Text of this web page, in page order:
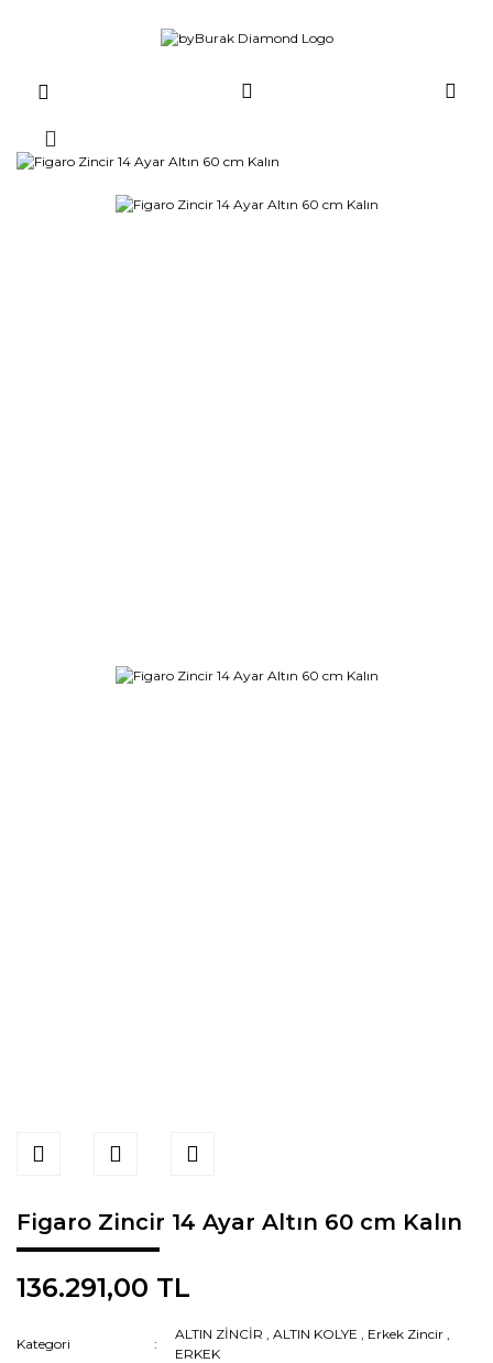
Figaro Zincir 14 Ayar Altın 60 cm Kalın
136.291,00 TL
Kategori
ALTIN ZİNCİR ,ALTIN KOLYE Erkek Zincir
ERKEK